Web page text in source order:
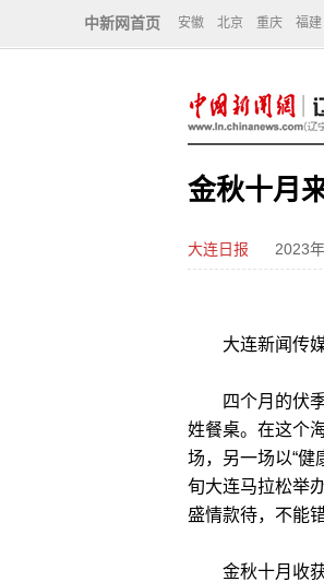
中新网首页 安徽 北京 重庆 福建
金秋十月
大连日报 2023
大连新闻传媒
四个月的伏季
姓餐桌。在这个
场，另一场以“健
旬大连马拉松举
盛情款待，不能错
金秋十月收获